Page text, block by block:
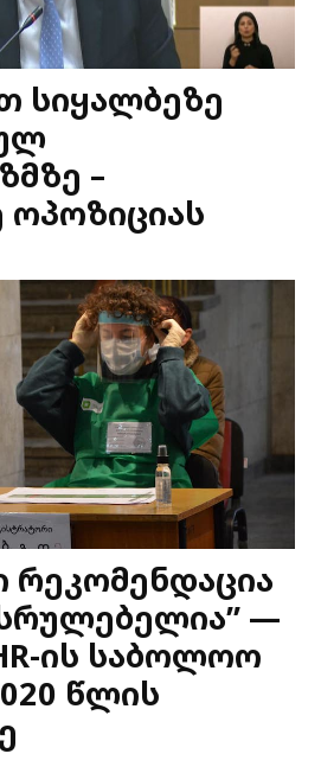
სიყალბეზე
–
ოპოზიციას
რეკომენდაცია
—
ის საბოლოო
წლის